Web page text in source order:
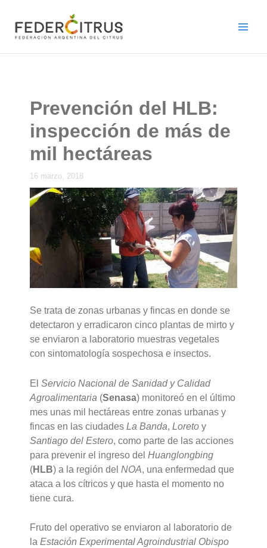
contenido
Prevención del HLB:
inspección de más de
mil hectáreas
16 marzo, 2018
Se trata de zonas urbanas y fincas en donde se
detectaron y erradicaron cinco plantas de mirto y
se enviaron a laboratorio muestras vegetales
con sintomatología sospechosa e insectos.
ElServicio Nacional de Sanidad y Calidad
Agroalimentaria (Senasa) monitoreó en el último
mes unas mil hectáreas entre zonas urbanas y
fincas en las ciudadesLa Banda,Loreto y
Santiago del Estero, como parte de las acciones
para prevenir el ingreso delHuanglongbing
(HLB) a la región delNOA, una enfermedad que
ataca a los cítricos y que hasta el momento no
tiene cura.
Fruto del operativo se enviaron al laboratorio de
laEstación Experimental Agroindustrial Obispo